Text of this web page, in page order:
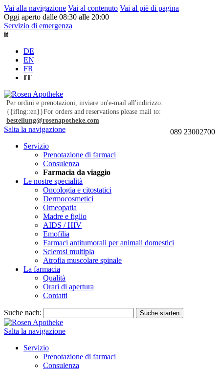
Vai alla navigazione Vai al contenuto Vai al piè di pagina
Oggi aperto dalle 08:30 alle 20:00
Servizio di emergenza
it
DE
EN
FR
IT
Per ordini e prenotazioni, inviare un'e-mail all'indirizzo:
{{iflng::en}}For orders and reservations please mail to:
bestellung@rosenapotheke.com
089 23002700
Salta la navigazione
Servizio
Prenotazione di farmaci
Consulenza
Farmacia da viaggio
Le nostre specialità
Oncologia e citostatici
Dermocosmetici
Omeopatia
Madre e figlio
AIDS / HIV
Emofilia
Farmaci antitumorali per animali domestici
Sclerosi multipla
Atrofia muscolare spinale
La farmacia
Qualità
Orari di apertura
Contatti
Suche nach: Suche starten
Salta la navigazione
Servizio
Prenotazione di farmaci
Consulenza